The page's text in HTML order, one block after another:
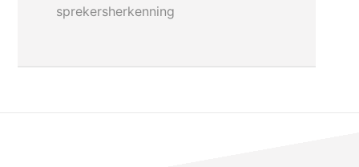
sprekersherkenning